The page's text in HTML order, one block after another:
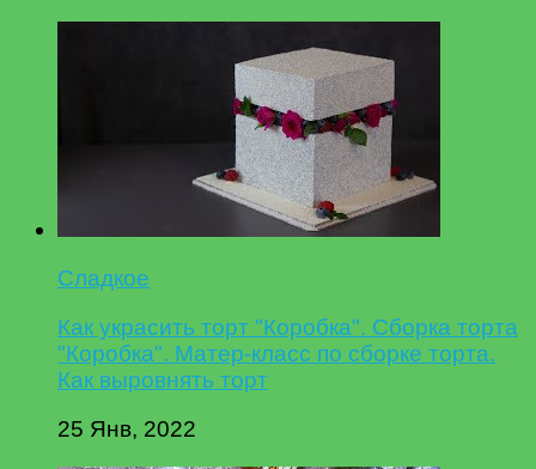
Сладкое
Как украсить торт "Коробка". Сборка торта
"Коробка". Матер-класс по сборке торта.
Как выровнять торт
25 Янв, 2022